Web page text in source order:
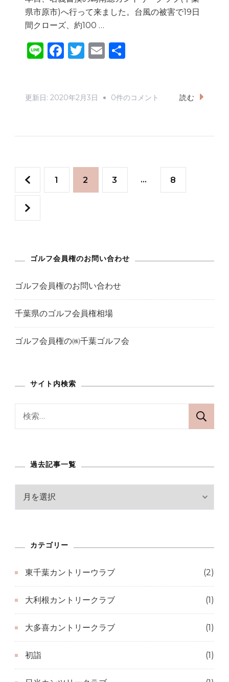
し
た!
の
県市原市)へ行って来ました。台風の被害で19日
間クローズ、約100 …
Li F
e
o
k
T
te
E
l
更新日: 2020年2月3日
南
ー
風
害
況
0件のコメント 読む
投
稿
の
ペ
ー
ジ
送
固
ー
ジ
1 固
ー
ジ
2 固
ー
ジ
3 … 固
8
ゴルフ会員権のお問い合わせ
ゴルフ会員権のお問い合わせ
千葉県のゴルフ会員権相場
ゴルフ会員権の㈱千葉ゴルフ会
サイト内検索
過去記事一覧
一
カテゴリー
東千葉カントリーウラブ (2)
大利根カントリークラブ (1)
大多喜カントリークラブ (1)
初詣 (1)